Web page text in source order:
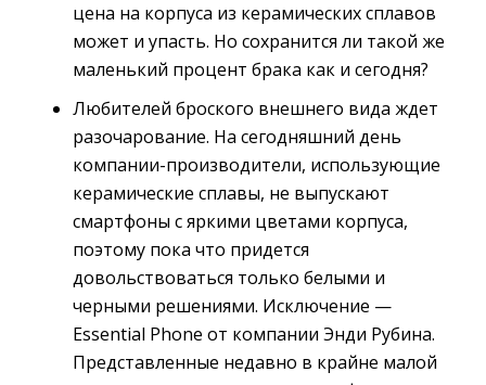
цена на корпуса из керамических сплавов
может и упасть. Но сохранится ли такой же
маленький процент брака как и сегодня?
Любителей броского внешнего вида ждет
разочарование. На сегодняшний день
компании-производители, использующие
керамические сплавы, не выпускают
смартфоны с яркими цветами корпуса,
поэтому пока что придется
довольствоваться только белыми и
черными решениями. Исключение —
Essential Phone от компании Энди Рубина.
Представленные недавно в крайне малой